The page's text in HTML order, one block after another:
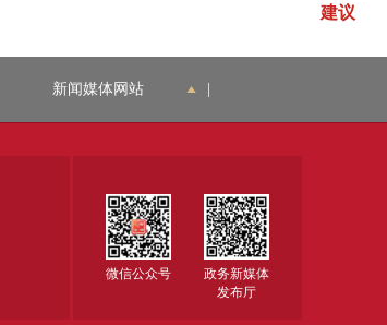
建议
新闻媒体网站
微信公众号
政务新媒体
发布厅